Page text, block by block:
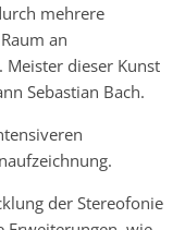
mehrere
an
Meister dieser Kunst
Sebastian Bach.
der Stereofonie